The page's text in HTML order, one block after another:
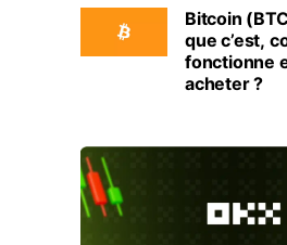
Bitcoin
que c’est,
fonctionne
acheter ?